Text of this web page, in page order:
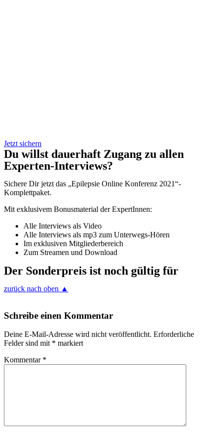
Jetzt sichern
Du willst dauerhaft Zugang zu allen
Experten-Interviews?
Sichere Dir jetzt das „Epilepsie Online Konferenz 2021“-
Komplettpaket.
Mit exklusivem Bonusmaterial der ExpertInnen:
Alle Interviews als Video
Alle Interviews als mp3 zum Unterwegs-Hören
Im exklusiven Mitgliederbereich
Zum Streamen und Download
Der Sonderpreis ist noch gültig für
zurück nach oben ▲
Schreibe einen Kommentar
Deine E-Mail-Adresse wird nicht veröffentlicht. Erforderliche
Felder sind mit * markiert
Kommentar *